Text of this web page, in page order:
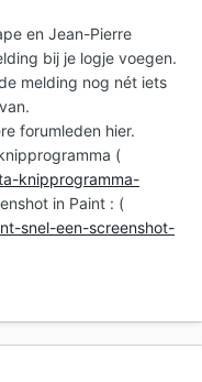
en Jean-Pierre
bij je logje voegen.
melding nog nét iets
forumleden hier.
(
knipprogramma-
in Paint : (
snel-een-screenshot-